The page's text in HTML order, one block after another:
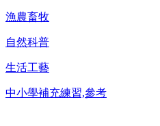
漁農畜牧
自然科普
生活工藝
中小學補充練習,參考